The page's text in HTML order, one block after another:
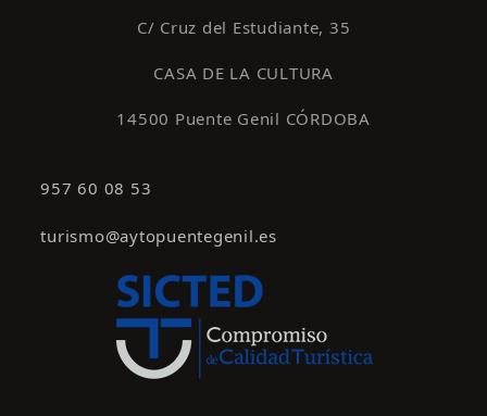
C/ Cruz del Estudiante, 35
CASA DE LA CULTURA
14500 Puente Genil CÓRDOBA
957 60 08 53
turismo@aytopuentegenil.es